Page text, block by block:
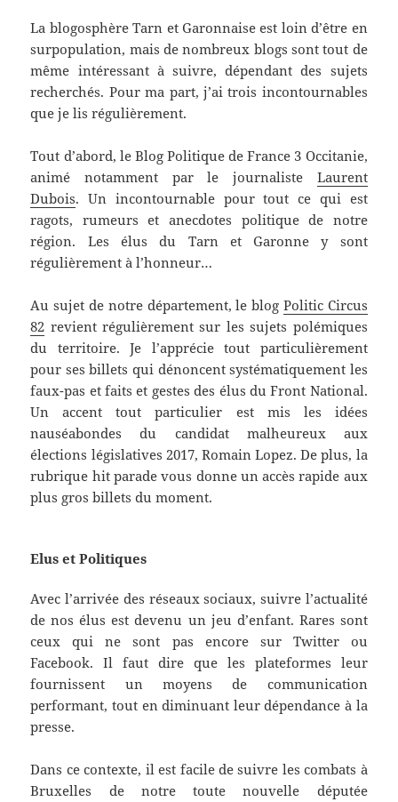
La blogosphère Tarn et Garonnaise est loin d’être en
surpopulation, mais de nombreux blogs sont tout de
même intéressant à suivre, dépendant des sujets
recherchés. Pour ma part, j’ai trois incontournables
que je lis régulièrement.
Tout d’abord, le Blog Politique de France 3 Occitanie,
animé notamment par le journaliste Laurent
Dubois. Un incontournable pour tout ce qui est
ragots, rumeurs et anecdotes politique de notre
région. Les élus du Tarn et Garonne y sont
régulièrement à l’honneur…
Au sujet de notre département, le blog Politic Circus
82 revient régulièrement sur les sujets polémiques
du territoire. Je l’apprécie tout particulièrement
pour ses billets qui dénoncent systématiquement les
faux-pas et faits et gestes des élus du Front National.
Un accent tout particulier est mis les idées
nauséabondes du candidat malheureux aux
élections législatives 2017, Romain Lopez. De plus, la
rubrique hit parade vous donne un accès rapide aux
plus gros billets du moment.
Elus et Politiques
Avec l’arrivée des réseaux sociaux, suivre l’actualité
de nos élus est devenu un jeu d’enfant. Rares sont
ceux qui ne sont pas encore sur Twitter ou
Facebook. Il faut dire que les plateformes leur
fournissent un moyens de communication
performant, tout en diminuant leur dépendance à la
presse.
Dans ce contexte, il est facile de suivre les combats à
Bruxelles de notre toute nouvelle députée